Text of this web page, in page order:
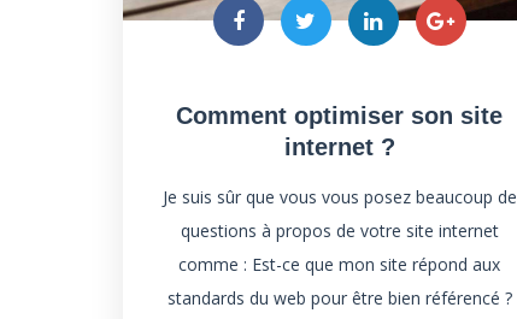
Comment optimiser son site
internet ?
Je suis sûr que vous vous posez beaucoup de
questions à propos de votre site internet
comme : Est-ce que mon site répond aux
standards du web pour être bien référencé ?